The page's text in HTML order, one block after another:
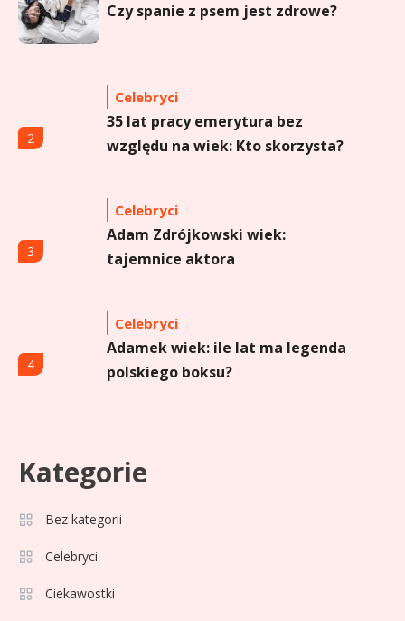
Czy spanie z psem jest zdrowe?
2
Celebryci
35 lat pracy emerytura bez
względu na wiek: Kto skorzysta?
3
Celebryci
Adam Zdrójkowski wiek:
tajemnice aktora
4
Celebryci
Adamek wiek: ile lat ma legenda
polskiego boksu?
5
Aga Grzelak wiek: odkryj prawdę
o popularnej influencerce!
6
aktorce i jej karierze
Kategorie
Bez kategorii
Celebryci
Ciekawostki